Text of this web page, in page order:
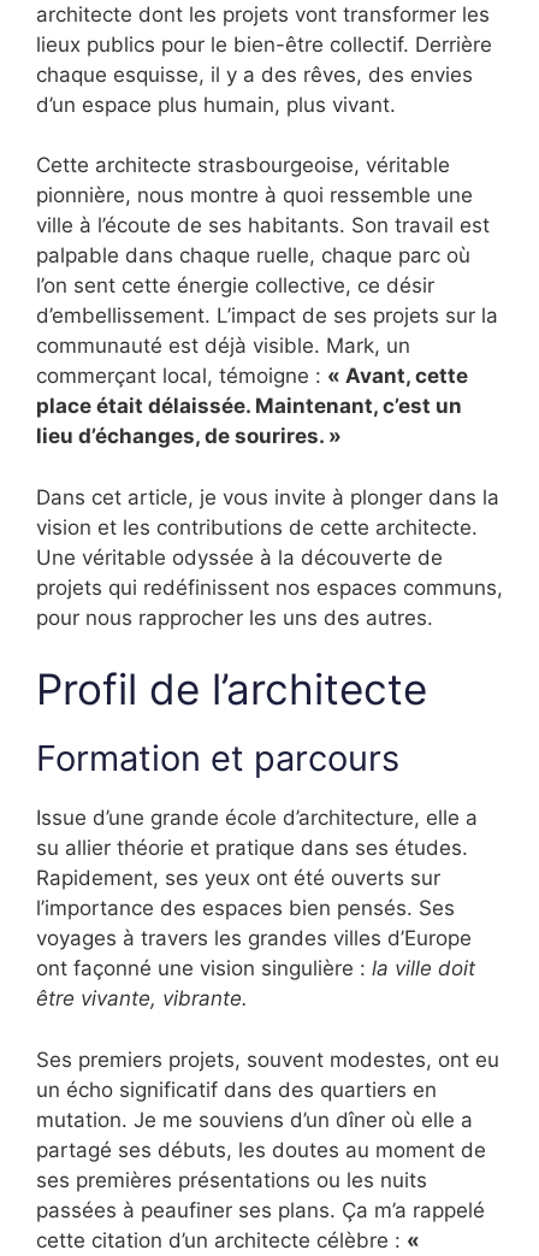
architecte dont les projets vont transformer les
lieux publics pour le bien-être collectif. Derrière
chaque esquisse, il y a des rêves, des envies
d’un espace plus humain, plus vivant.
Cette architecte strasbourgeoise, véritable
pionnière, nous montre à quoi ressemble une
ville à l’écoute de ses habitants. Son travail est
palpable dans chaque ruelle, chaque parc où
l’on sent cette énergie collective, ce désir
d’embellissement. L’impact de ses projets sur la
communauté est déjà visible. Mark, un
commerçant local, témoigne : « Avant, cette
place était délaissée. Maintenant, c’est un
lieu d’échanges, de sourires. »
Dans cet article, je vous invite à plonger dans la
vision et les contributions de cette architecte.
Une véritable odyssée à la découverte de
projets qui redéfinissent nos espaces communs,
pour nous rapprocher les uns des autres.
Profil de l’architecte
Formation et parcours
Issue d’une grande école d’architecture, elle a
su allier théorie et pratique dans ses études.
Rapidement, ses yeux ont été ouverts sur
l’importance des espaces bien pensés. Ses
voyages à travers les grandes villes d’Europe
ont façonné une vision singulière : la ville doit
être vivante, vibrante.
Ses premiers projets, souvent modestes, ont eu
un écho significatif dans des quartiers en
mutation. Je me souviens d’un dîner où elle a
partagé ses débuts, les doutes au moment de
ses premières présentations ou les nuits
passées à peaufiner ses plans. Ça m’a rappelé
cette citation d’un architecte célèbre : «